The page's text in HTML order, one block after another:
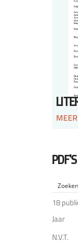
18
Jaar
N.V.T.